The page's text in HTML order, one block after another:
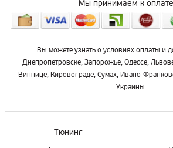
Мы принимаем к
Вы можете узнать о условиях оплаты и
Днепропетровске, Запорожье, Одессе,
Виннице, Кировограде, Сумах, Ивано-
Украины.
Тюнинг